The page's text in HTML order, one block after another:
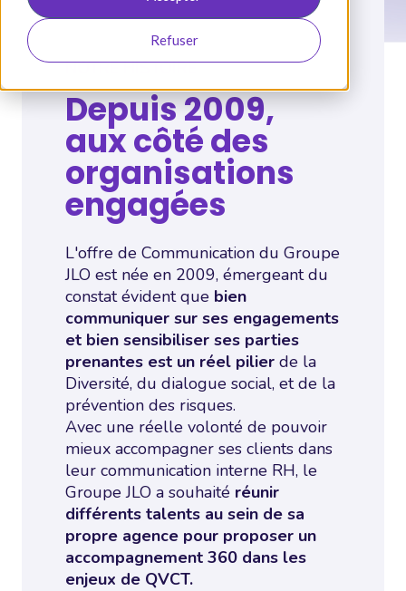
Refuser
NOTRE HISTOIRE
Depuis 2009,
aux côté des
organisations
engagées
L'offre de Communication du Groupe
JLO est née en 2009, émergeant du
constat évident que bien
communiquer sur ses engagements
et bien sensibiliser ses parties
prenantes est un réel pilier de la
Diversité, du dialogue social, et de la
prévention des risques.
Avec une réelle volonté de pouvoir
mieux accompagner ses clients dans
leur communication interne RH, le
Groupe JLO a souhaité réunir
différents talents au sein de sa
propre agence pour proposer un
accompagnement 360 dans les
enjeux de QVCT.